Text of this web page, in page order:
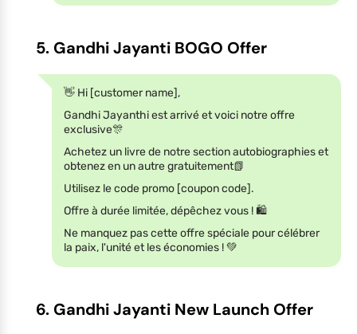
5. Gandhi Jayanti BOGO Offer
👋 Hi [customer name],
Gandhi Jayanthi est arrivé et voici notre offre
exclusive🎊
Achetez un livre de notre section autobiographies et
obtenez en un autre gratuitement📗
Utilisez le code promo [coupon code].
Offre à durée limitée, dépêchez vous ! 🛍️
Ne manquez pas cette offre spéciale pour célébrer
la paix, l'unité et les économies ! 💚
6. Gandhi Jayanti New Launch Offer